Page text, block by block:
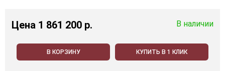
Цена 1 861 200 p. В наличии
В КОРЗИНУ КУПИТЬ В 1 КЛИК